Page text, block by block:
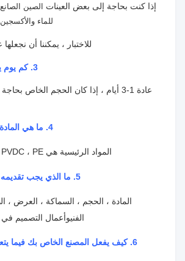
إذا كنت بحاجة إلى بعض العينات الصين
للماء
للاختبار ، يمكننا أن
3. كم يوم يمكن أن تقدم عينة؟
عادة 1-3 أيام ، إذا كان الحجم الخاص
4. ما هي
المواد الرئيسية هي PA ، EVOH ، PVDC ، PE ، إلخ.
5. ما الذي يجب تقديمه عند تقديم الطلبات؟
المادة ، الحجم ، السماكة ، العرض ،
الفنيوأعمال التصميم في AI أو PSD أو PDF.
6. كيف يفعل المصنع الخاص بك فيما يتعلق بمراقبة الجودة؟